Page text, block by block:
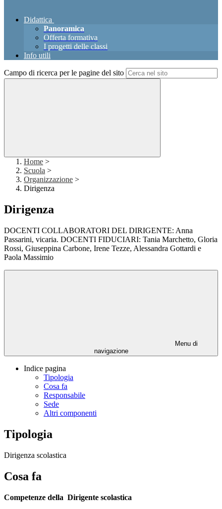
Didattica
Panoramica
Offerta formativa
I progetti delle classi
Info utili
Campo di ricerca per le pagine del sito
Home >
Scuola >
Organizzazione >
Dirigenza
Dirigenza
DOCENTI COLLABORATORI DEL DIRIGENTE: Anna
Passarini, vicaria. DOCENTI FIDUCIARI: Tania Marchetto, Gloria
Rossi, Giuseppina Carbone, Irene Tezze, Alessandra Gottardi e
Paola Massimio
Menu di
navigazione
Indice pagina
Tipologia
Cosa fa
Responsabile
Sede
Altri componenti
Tipologia
Dirigenza scolastica
Cosa fa
Competenze della Dirigente scolastica